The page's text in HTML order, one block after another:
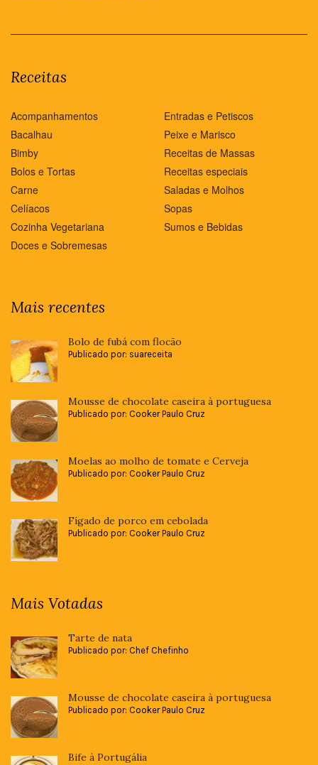
Receitas
Acompanhamentos
Bacalhau
Bimby
Bolos e Tortas
Carne
Celíacos
Cozinha Vegetariana
Doces e Sobremesas
Entradas e Petiscos
Peixe e Marisco
Receitas de Massas
Receitas especiais
Saladas e Molhos
Sopas
Sumos e Bebidas
Mais recentes
Bolo de fubá com flocão
Publicado por: suareceita
Mousse de chocolate caseira à portuguesa
Publicado por: Cooker Paulo Cruz
Moelas ao molho de tomate e Cerveja
Publicado por: Cooker Paulo Cruz
Fígado de porco em cebolada
Publicado por: Cooker Paulo Cruz
Mais Votadas
Tarte de nata
Publicado por: Chef Chefinho
Mousse de chocolate caseira à portuguesa
Publicado por: Cooker Paulo Cruz
Bife à Portugália